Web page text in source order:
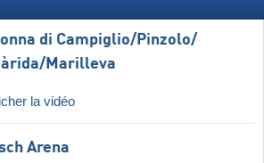
di Campiglio/​Pinzolo/​
​Marilleva
la vidéo
Arena